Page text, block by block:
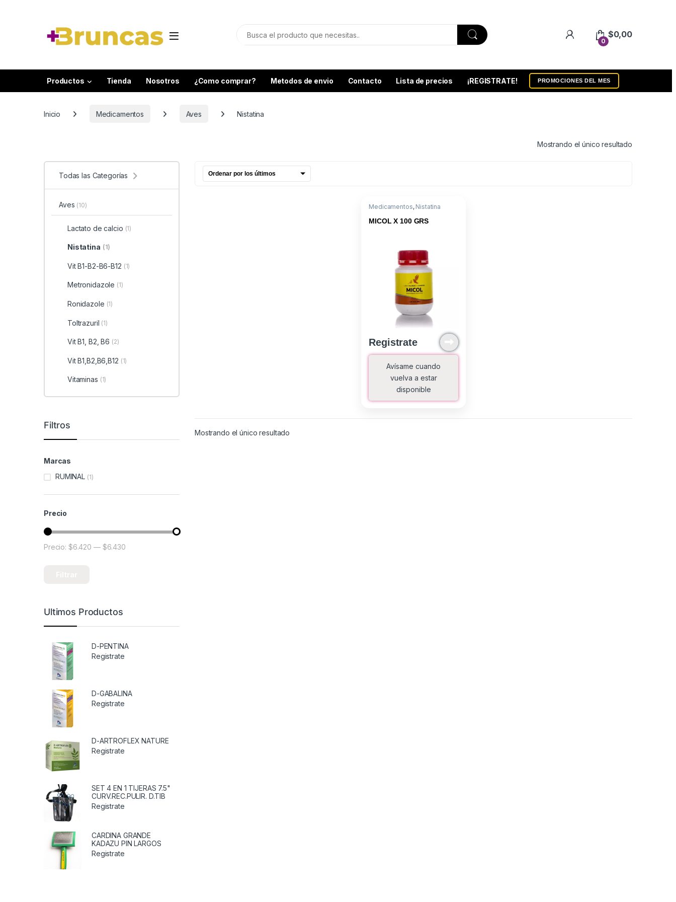
0
$0,00
Productos Tienda Nosotros ¿Como comprar? Metodos de envio Contacto Lista de precios ¡REGISTRATE! PROMOCIONES DEL MES
Inicio Medicamentos Aves Nistatina
Mostrando el único resultado
Medicamentos, Nistatina
MICOL X 100 GRS
Registrate
Avísame cuando
vuelva a estar
disponible
Mostrando el único resultado
Todas las Categorías
Aves (10)
Lactato de calcio (1)
Nistatina (1)
Vit B1-B2-B6-B12 (1)
Metronidazole (1)
Ronidazole (1)
Toltrazuril (1)
Vit B1, B2, B6 (2)
Vit B1,B2,B6,B12 (1)
Vitaminas (1)
Filtros
Marcas
RUMINAL (1)
Precio
Precio mínimo
Precio máximo
Precio: $6.420 — $6.430
Ultimos Productos
D-PENTINA
Registrate
D-GABALINA
Registrate
D-ARTROFLEX NATURE
Registrate
SET 4 EN 1 TIJERAS 7.5"
CURV.REC.PULIR. D.TIB
Registrate
CARDINA GRANDE
KADAZU PIN LARGOS
Registrate